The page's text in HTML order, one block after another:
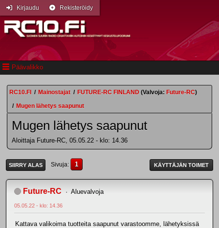
Päävalikko
Kirjaudu Rekisteröidy
RC10.FI / Mainostajat / FUTURE-RC FINLAND (Valvoja: Future-RC)
/ Mugen lähetys saapunut
Mugen lähetys saapunut
Aloittaja Future-RC, 05.05.22 - klo: 14.36
SIIRRY ALAS Sivuja 1 KÄYTTÄJÄN TOIMET
Future-RC Aluevalvoja
05.05.22 - klo: 14.36
Kattava valikoima tuotteita saapunut varastoomme, lähetyksissä